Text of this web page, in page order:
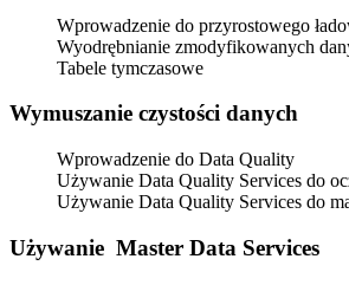
Wprowadzenie do przyrostowego
Wyodrębnianie zmodyfikowanych
Tabele tymczasowe
Wymuszanie czystości danych
Wprowadzenie do Data Quality
Używanie Data Quality Services do
Używanie Data Quality Services do
Używanie Master Data Services